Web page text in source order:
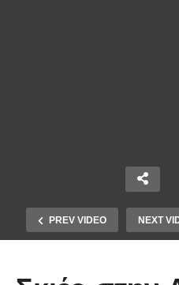
PREV VIDEO NEXT